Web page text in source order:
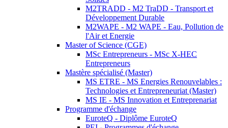
M2TRADD - M2 TraDD - Transport et
Développement Durable
M2WAPE - M2 WAPE - Eau, Pollution de
l'Air et Energie
Master of Science (CGE)
MSc Entrepreneurs - MSc X-HEC
Entrepreneurs
Mastère spécialisé (Master)
MS ETRE - MS Energies Renouvelables :
Technologies et Entrepreneuriat (Master)
MS IE - MS Innovation et Entreprenariat
Programme d'échange
EuroteQ - Diplôme EuroteQ